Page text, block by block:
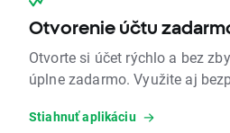
Otvorenie účtu
Otvorte si účet rýchlo a bez
úplne zadarmo. Využite aj
Stiahnuť aplikáciu